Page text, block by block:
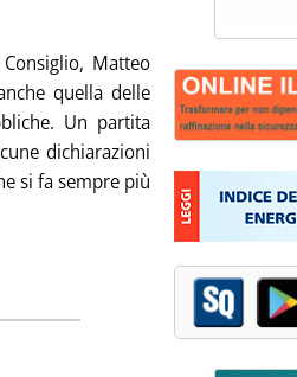
Matteo
quella delle
Un partita
dichiarazioni
si fa sempre più
di Renzi sulle nomine'